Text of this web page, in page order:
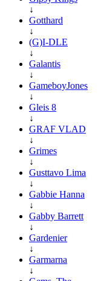
↓
Gotthard
↓
(G)I-DLE
↓
Galantis
↓
GameboyJones
↓
Gleis 8
↓
GRAF VLAD
↓
Grimes
↓
Gusttavo Lima
↓
Gabbie Hanna
↓
Gabby Barrett
↓
Gardenier
↓
Garmarna
↓